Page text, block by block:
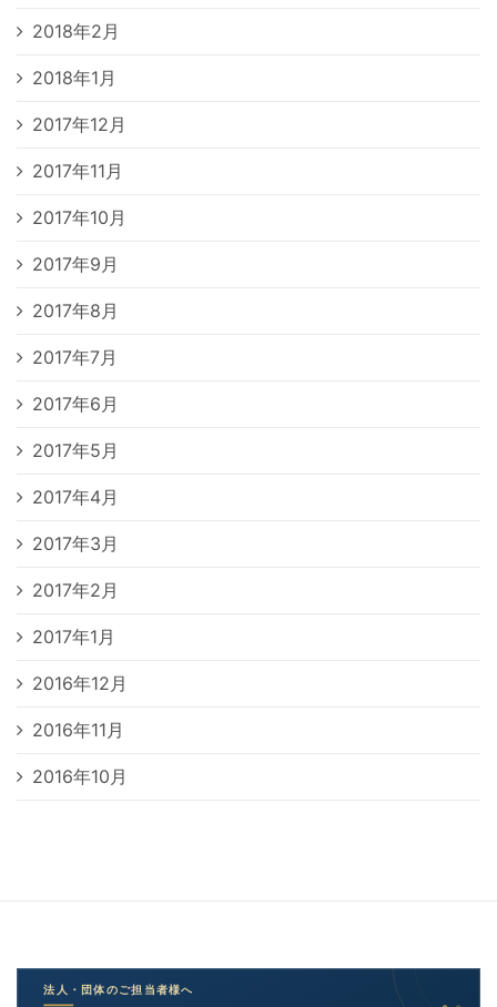
2018年2月
2018年1月
2017年12月
2017年11月
2017年10月
2017年9月
2017年8月
2017年7月
2017年6月
2017年5月
2017年4月
2017年3月
2017年2月
2017年1月
2016年12月
2016年11月
2016年10月